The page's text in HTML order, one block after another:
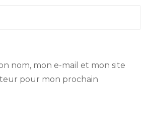
nom, mon e-mail et mon site
pour mon prochain